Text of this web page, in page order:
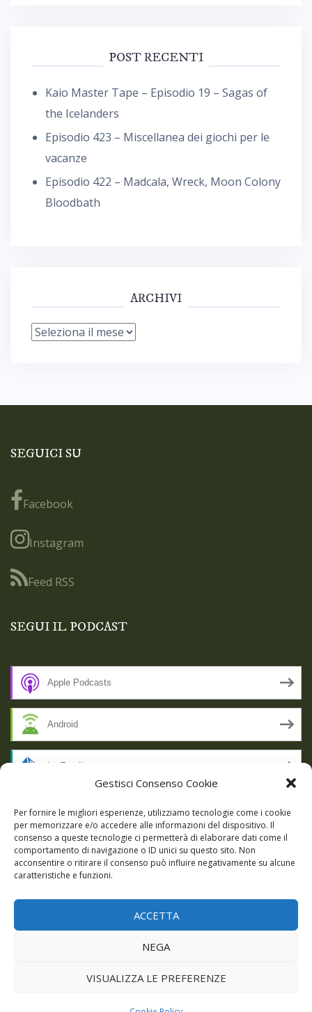
Gestisci Consenso Cookie
Per fornire le migliori esperienze, utilizziamo tecnologie come i cookie
per memorizzare e/o accedere alle informazioni del dispositivo. Il
consenso a queste tecnologie ci permetterà di elaborare dati come il
comportamento di navigazione o ID unici su questo sito. Non
acconsentire o ritirare il consenso può influire negativamente su alcune
caratteristiche e funzioni.
ACCETTA
NEGA
VISUALIZZA LE PREFERENZE
POST RECENTI
Kaio Master Tape – Episodio 19 – Sagas of
the Icelanders
Episodio 423 – Miscellanea dei giochi per le
vacanze
Episodio 422 – Madcala, Wreck, Moon Colony
Bloodbath
ARCHIVI
Archivi
SEGUICI SU
Facebook
Instagram
Feed RSS
SEGUI IL PODCAST
Apple Podcasts
Android
by Email
RSS
SSL SECURE
|Theme:
Giochi DBC Podcast Cookie Policy (UE)